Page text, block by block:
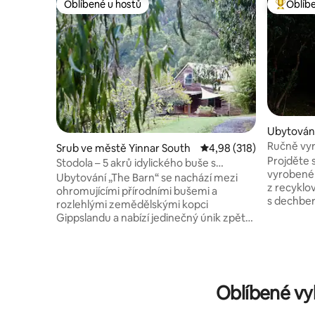
Oblíbené u hostů
Oblíbené u hostů
Srub ve městě Yinnar South Průměrné hodnocení
4,98 (318)
Stodola – 5 akrů idylického buše s
výhledem
Ubytování „The Barn“ se nachází mezi
ohromujícími přírodními bušemi a
rozlehlými zemědělskými kopci
Gippslandu a nabízí jedinečný únik zpět
výhled z vany. Měj oči na stopkách
a možná zahlédneš koalu, klokana nebo
Nejlepší
ap
Ručně
Projděte
z
s
WC je
Oblíbené